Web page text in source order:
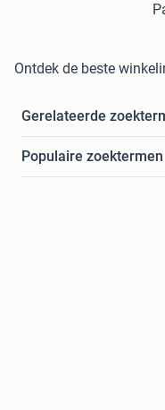
Ontdek de beste
Gerelateerde
Populaire zoektermen